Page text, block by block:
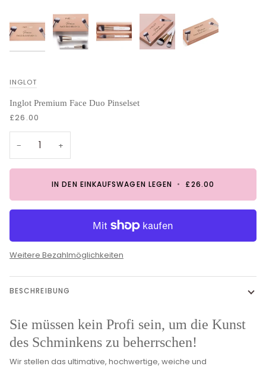
INGLOT
Inglot Premium Face Duo Pinselset
£26.00
− +
IN DEN EINKAUFSWAGEN LEGEN • £26.00
Weitere Bezahlmöglichkeiten
BESCHREIBUNG
Sie müssen kein Profi sein, um die Kunst
des Schminkens zu beherrschen!
Wir stellen das ultimative, hochwertige, weiche und